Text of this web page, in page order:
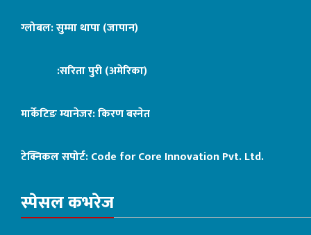
ग्लोबल: सुम्मा थापा (जापान)
:सरिता पुरी (अमेरिका)
मार्केटिङ म्यानेजर: किरण बस्नेत
टेक्निकल सपोर्ट:Code for Core Innovation Pvt. Ltd.
स्पेसल कभरेज